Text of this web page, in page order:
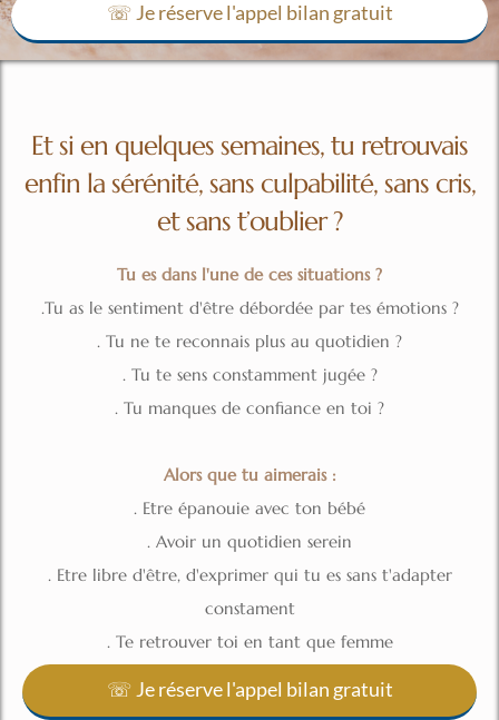
☏ Je réserve l'appel bilan gratuit
Et si en quelques semaines, tu retrouvais
enfin la sérénité, sans culpabilité, sans cris,
et sans t’oublier ?
Tu es dans l'une de ces situations ?
.Tu as le sentiment d'être débordée par tes émotions ?
. Tu ne te reconnais plus au quotidien ?
. Tu te sens constamment jugée ?
. Tu manques de confiance en toi ?
Alors que tu aimerais :
. Etre épanouie avec ton bébé
. Avoir un quotidien serein
. Etre libre d'être, d'exprimer qui tu es sans t'adapter
constament
. Te retrouver toi en tant que femme
☏ Je réserve l'appel bilan gratuit